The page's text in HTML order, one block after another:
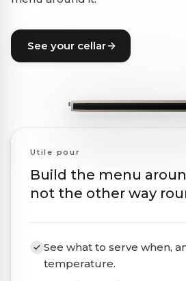
See your cellar
Utile pour
Build the menu
not the other way
See what to serve when,
temperature.